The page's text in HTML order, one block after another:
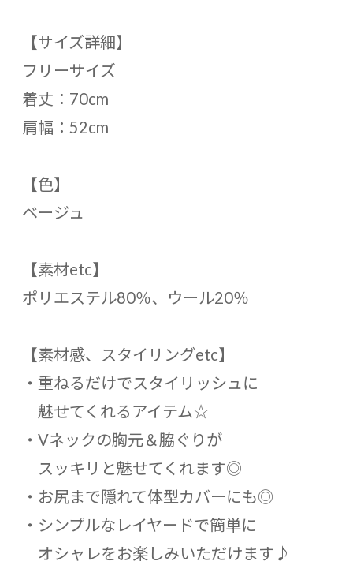
【サイズ詳細】
フリーサイズ
着丈：70cm
肩幅：52cm
【色】
ベージュ
【素材etc】
ポリエステル80％、ウール20％
【素材感、スタイリングetc】
・重ねるだけでスタイリッシュに
魅せてくれるアイテム☆
・Vネックの胸元＆脇ぐりが
スッキリと魅せてくれます◎
・お尻まで隠れて体型カバーにも◎
・シンプルなレイヤードで簡単に
オシャレをお楽しみいただけます♪